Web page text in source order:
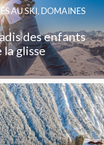
des enfants
la glisse
AU SKI, DOMAINES